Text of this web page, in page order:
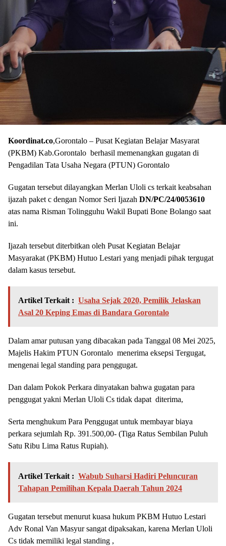
Koordinat.co,Gorontalo – Pusat Kegiatan Belajar Masyarat
(PKBM) Kab.Gorontalo berhasil memenangkan gugatan di
Pengadilan Tata Usaha Negara (PTUN) Gorontalo
Gugatan tersebut dilayangkan Merlan Uloli cs terkait keabsahan
ijazah paket c dengan Nomor Seri Ijazah DN/PC/24/0053610
atas nama Risman Tolingguhu Wakil Bupati Bone Bolango saat
ini.
Ijazah tersebut diterbitkan oleh Pusat Kegiatan Belajar
Masyarakat (PKBM) Hutuo Lestari yang menjadi pihak tergugat
dalam kasus tersebut.
Artikel Terkait : Usaha Sejak 2020, Pemilik Jelaskan
Asal 20 Keping Emas di Bandara Gorontalo
Dalam amar putusan yang dibacakan pada Tanggal 08 Mei 2025,
Majelis Hakim PTUN Gorontalo menerima eksepsi Tergugat,
mengenai legal standing para penggugat.
Dan dalam Pokok Perkara dinyatakan bahwa gugatan para
penggugat yakni Merlan Uloli Cs tidak dapat diterima,
Serta menghukum Para Penggugat untuk membayar biaya
perkara sejumlah Rp. 391.500,00- (Tiga Ratus Sembilan Puluh
Satu Ribu Lima Ratus Rupiah).
Artikel Terkait : Wabub Suharsi Hadiri Peluncuran
Tahapan Pemilihan Kepala Daerah Tahun 2024
Gugatan tersebut menurut kuasa hukum PKBM Hutuo Lestari
Adv Ronal Van Masyur sangat dipaksakan, karena Merlan Uloli
Cs tidak memiliki legal standing ,